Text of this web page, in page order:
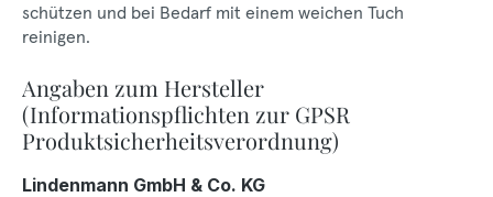
schützen und bei Bedarf mit einem weichen Tuch
reinigen.
Angaben zum Hersteller
(Informationspflichten zur GPSR
Produktsicherheitsverordnung)
Lindenmann GmbH & Co. KG